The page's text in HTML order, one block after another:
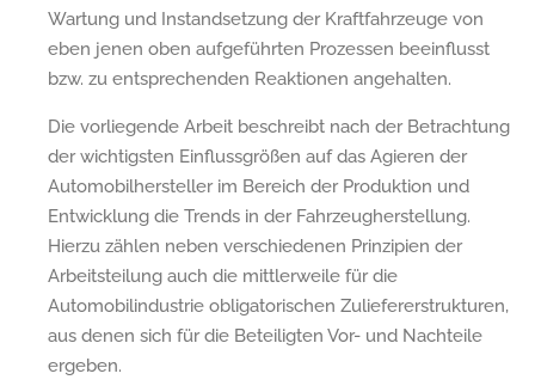
Wartung und Instandsetzung der Kraftfahrzeuge von
eben jenen oben aufgeführten Prozessen beeinflusst
bzw. zu entsprechenden Reaktionen angehalten.
Die vorliegende Arbeit beschreibt nach der Betrachtung
der wichtigsten Einflussgrößen auf das Agieren der
Automobilhersteller im Bereich der Produktion und
Entwicklung die Trends in der Fahrzeugherstellung.
Hierzu zählen neben verschiedenen Prinzipien der
Arbeitsteilung auch die mittlerweile für die
Automobilindustrie obligatorischen Zuliefererstrukturen,
aus denen sich für die Beteiligten Vor- und Nachteile
ergeben.